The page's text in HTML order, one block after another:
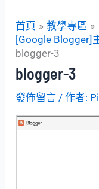
首頁
教學專區
[Google Blogger]
blogger-3
blogger-3
發佈留言 / 作者: